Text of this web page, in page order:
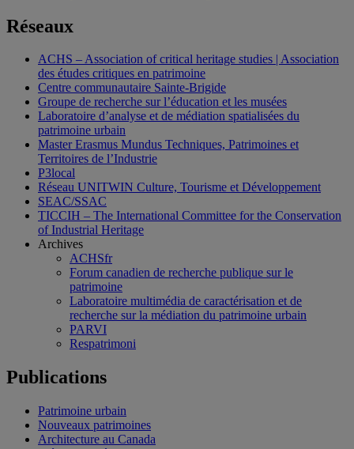
Réseaux
ACHS – Association of critical heritage studies | Association
des études critiques en patrimoine
Centre communautaire Sainte-Brigide
Groupe de recherche sur l’éducation et les musées
Laboratoire d’analyse et de médiation spatialisées du
patrimoine urbain
Master Erasmus Mundus Techniques, Patrimoines et
Territoires de l’Industrie
P3local
Réseau UNITWIN Culture, Tourisme et Développement
SEAC/SSAC
TICCIH – The International Committee for the Conservation
of Industrial Heritage
Archives
ACHSfr
Forum canadien de recherche publique sur le
patrimoine
Laboratoire multimédia de caractérisation et de
recherche sur la médiation du patrimoine urbain
PARVI
Respatrimoni
Publications
Patrimoine urbain
Nouveaux patrimoines
Architecture au Canada